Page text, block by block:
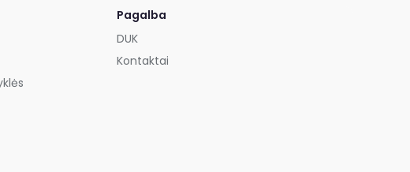
Pagalba
DUK
Kontaktai